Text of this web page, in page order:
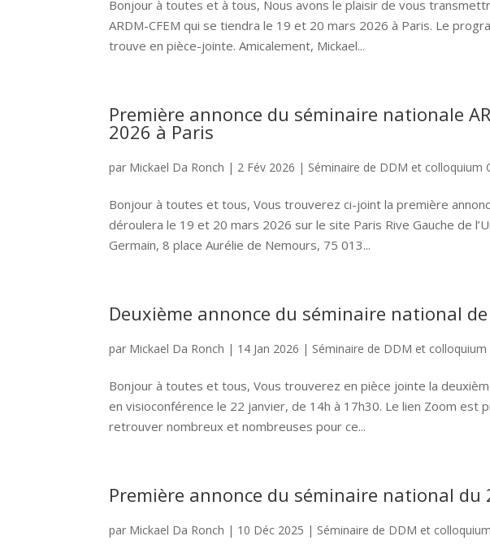
Bonjour à toutes et à tous, Nous avons le plaisir de vous
ARDM-CFEM qui se tiendra le 19 et 20 mars 2026 à Paris. Le
trouve en pièce-jointe. Amicalement, Mickael...
Première annonce du séminaire nationale
2026 à Paris
par Mickael Da Ronch | 2 Fév 2026 | Séminaire de DDM et colloquium
Bonjour à toutes et tous, Vous trouverez ci-joint la première
déroulera le 19 et 20 mars 2026 sur le site Paris Rive Gauche de
Germain, 8 place Aurélie de Nemours, 75 013...
Deuxième annonce du séminaire national
par Mickael Da Ronch | 14 Jan 2026 | Séminaire de DDM et colloquium
Bonjour à toutes et tous, Vous trouverez en pièce jointe la
en visioconférence le 22 janvier, de 14h à 17h30. Le lien Zoom est
retrouver nombreux et nombreuses pour ce...
Première annonce du séminaire national du
par Mickael Da Ronch | 10 Déc 2025 | Séminaire de DDM et